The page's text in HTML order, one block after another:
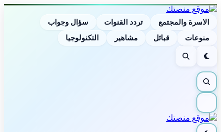
الاسرة والمجتمع تردد القنوات
سؤال وجواب
منوعات
قبائل مشاهير التكنولوجيا
الوضع
بحث
بحث
القائمة